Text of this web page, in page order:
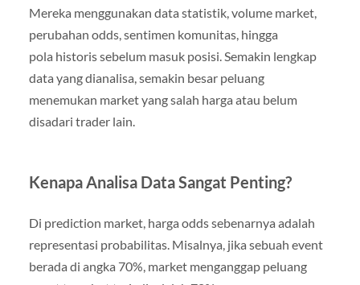
Mereka menggunakan data statistik, volume market,
perubahan odds, sentimen komunitas, hingga
pola historis sebelum masuk posisi. Semakin lengkap
data yang dianalisa, semakin besar peluang
menemukan market yang salah harga atau belum
disadari trader lain.
Kenapa Analisa Data Sangat Penting?
Di prediction market, harga odds sebenarnya adalah
representasi probabilitas. Misalnya, jika sebuah event
berada di angka 70%, market menganggap peluang